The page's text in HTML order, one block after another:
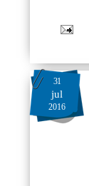
31
jul
2016